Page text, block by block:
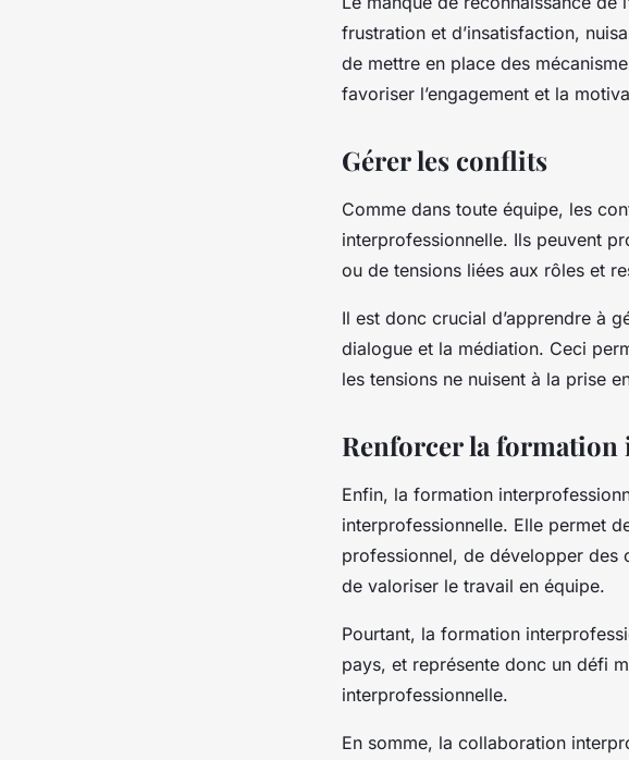
frustration et d’insatisfaction,
de mettre en place des
favoriser l’engagement et la
Gérer les conflits
Comme dans toute équipe, les
interprofessionnelle. Ils peuvent
ou de tensions liées aux rôles et
Il est donc crucial d’apprendre à
dialogue et la médiation. Ceci
les tensions ne nuisent à la prise
Renforcer la
Enfin, la formation
interprofessionnelle. Elle permet
professionnel, de développer des
de valoriser le travail en équipe.
Pourtant, la formation
pays, et représente donc un défi
interprofessionnelle.
En somme, la collaboration